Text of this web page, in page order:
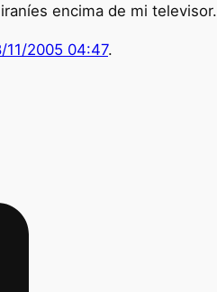
encima de mi televisor.
11/2005 04:47.